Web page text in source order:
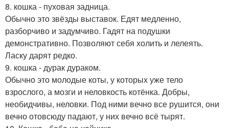
8. кошка - пуховая задница.
Обычно это звёзды выставок. Едят медленно,
разборчиво и задумчиво. Гадят на подушки
демонстративно. Позволяют себя холить и лелеять.
Ласку дарят редко.
9. кошка - дурак дураком.
Обычно это молодые коты, у которых уже тело
взрослого, а мозги и неловкость котёнка. Добры,
необидчивы, неловки. Под ними вечно все рушится, они
вечно отовсюду падают, у них вечно всё тырят.